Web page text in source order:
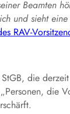
Beamten
und sieht
RAV-
die
die